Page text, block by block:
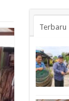
Terbaru